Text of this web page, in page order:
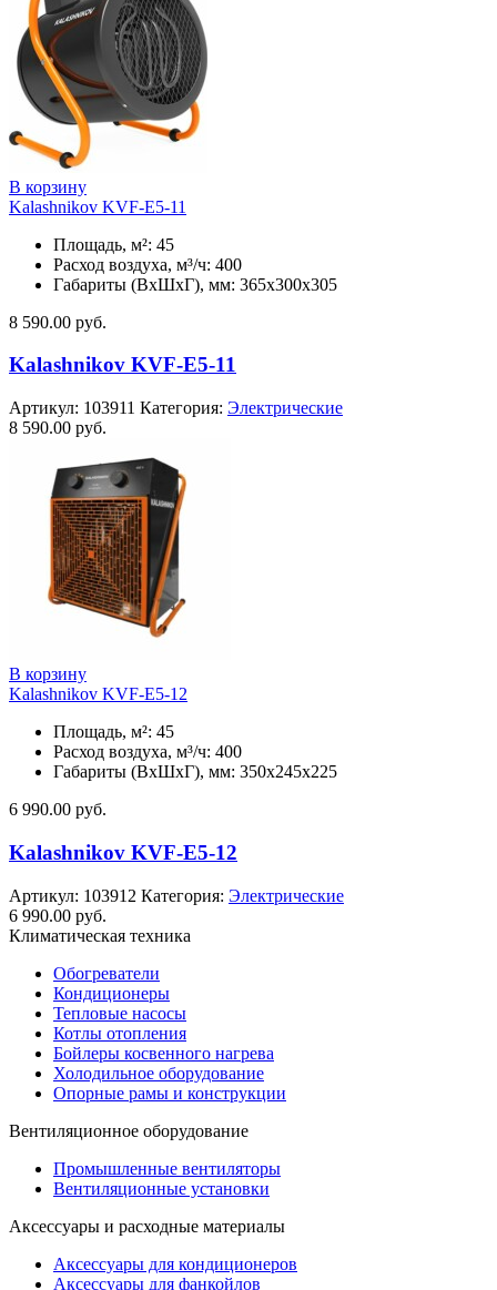
В корзину
Kalashnikov KVF-E5-11
Площадь, м²: 45
Расход воздуха, м³/ч: 400
Габариты (ВхШхГ), мм: 365x300x305
8 590.00 руб.
Kalashnikov KVF-E5-11
Артикул: 103911 Категория: Электрические
8 590.00 руб.
В корзину
Kalashnikov KVF-E5-12
Площадь, м²: 45
Расход воздуха, м³/ч: 400
Габариты (ВхШхГ), мм: 350x245x225
6 990.00 руб.
Kalashnikov KVF-E5-12
Артикул: 103912 Категория: Электрические
6 990.00 руб.
Климатическая техника
Обогреватели
Кондиционеры
Тепловые насосы
Котлы отопления
Бойлеры косвенного нагрева
Холодильное оборудование
Опорные рамы и конструкции
Вентиляционное оборудование
Промышленные вентиляторы
Вентиляционные установки
Аксессуары и расходные материалы
Аксессуары для кондиционеров
Аксессуары для фанкойлов